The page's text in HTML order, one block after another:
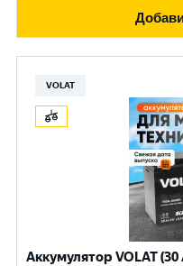
VOLAT
Аккумулятор VOLAT (30